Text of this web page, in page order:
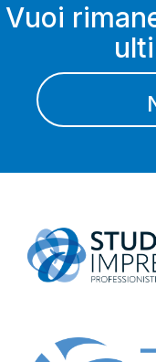
Vuoi